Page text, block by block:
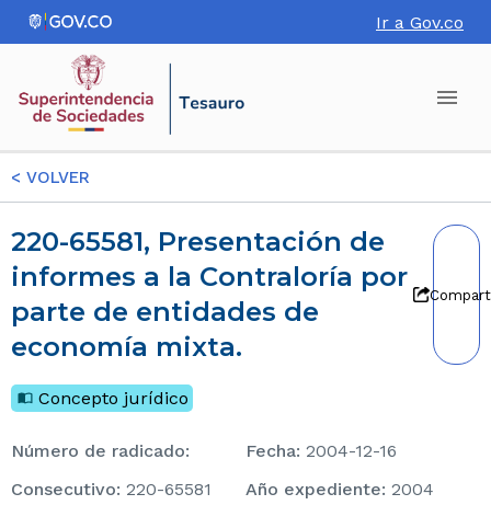
Ir a Gov.co
< VOLVER
220-65581, Presentación de
informes a la Contraloría por
parte de entidades de
economía mixta.
Concepto jurídico
Número de radicado: Fecha: 2004-12-16
consecutivo: 220-65581 Año expediente: 2004